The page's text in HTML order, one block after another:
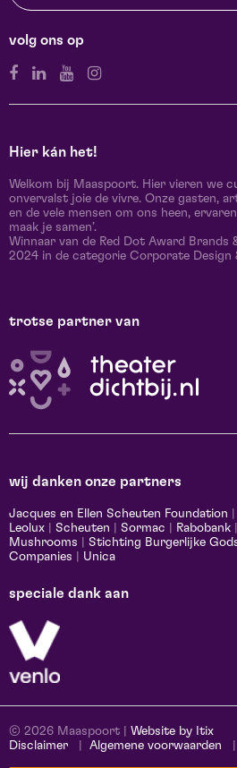
volg ons op
Hier kán het!
Welkom bij Maaspoort. Hier vieren we
onvervalst joie de vivre. Onze gasten,
en de vele mensen om ons heen,
maak je samen’.
Winnaar van de Red Dot Award Brands
2024 in de categorie Corporate Design
trotse partner van
wij danken onze partners
Jacques en Ellen Scheuten Foundation
Leolux
Scheuten Sormac Rabobank
Mushrooms
Stichting Burgerlijke
Companies
Unica
speciale dank aan
© 2026 Maaspoort | Website by Itix
Disclaimer
Algemene voorwaarden